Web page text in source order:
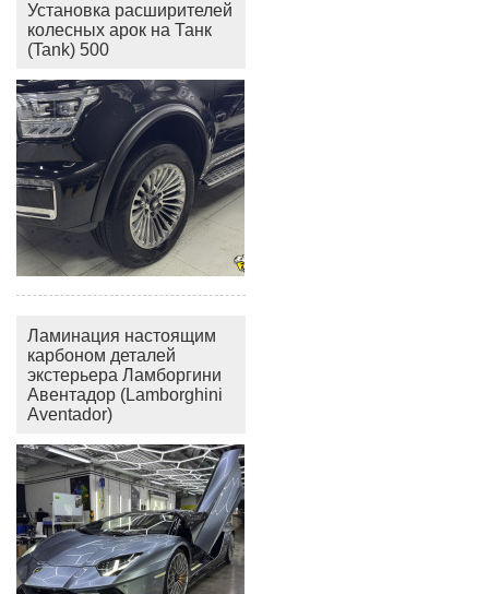
Установка расширителей
колесных арок на Танк
(Tank) 500
Ламинация настоящим
карбоном деталей
экстерьера Ламборгини
Авентадор (Lamborghini
Aventador)